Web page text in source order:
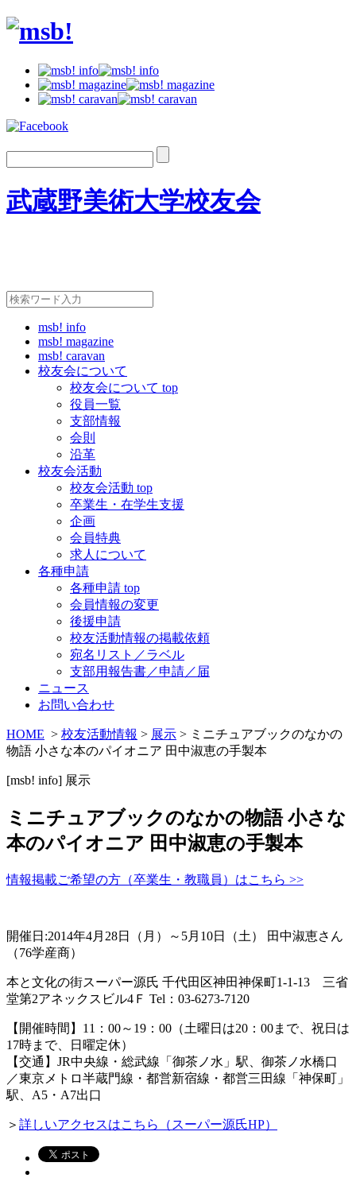
武蔵野美術大学校友会
msb! info
msb! magazine
msb! caravan
校友会について
校友会について top
役員一覧
支部情報
会則
沿革
校友会活動
校友会活動 top
卒業生・在学生支援
企画
会員特典
求人について
各種申請
各種申請 top
会員情報の変更
後援申請
校友活動情報の掲載依頼
宛名リスト／ラベル
支部用報告書／申請／届
ニュース
お問い合わせ
HOME > 校友活動情報 > 展示 > ミニチュアブックのなかの
物語 小さな本のパイオニア 田中淑恵の手製本
[msb! info] 展示
ミニチュアブックのなかの物語 小さな
本のパイオニア 田中淑恵の手製本
情報掲載ご希望の方（卒業生・教職員）はこちら >>
開催日:2014年4月28日（月）～5月10日（土） 田中淑恵さん
（76学産商）
本と文化の街スーパー源氏 千代田区神田神保町1-1-13 三省
堂第2アネックスビル4Ｆ Tel：03-6273-7120
【開催時間】11：00～19：00（土曜日は20：00まで、祝日は
17時まで、日曜定休）
【交通】JR中央線・総武線「御茶ノ水」駅、御茶ノ水橋口
／東京メトロ半蔵門線・都営新宿線・都営三田線「神保町」
駅、A5・A7出口
＞ 詳しいアクセスはこちら（スーパー源氏HP）